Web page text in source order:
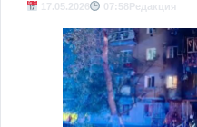
17.05.2026 07:58Редакция